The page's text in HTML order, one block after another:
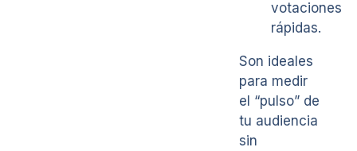
votaciones
rápidas.
Son ideales
para medir
el “pulso” de
tu audiencia
sin